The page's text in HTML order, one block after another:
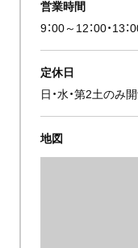
営業時間
9：00～12：00・13
定休日
日・水・第2土のみ
地図